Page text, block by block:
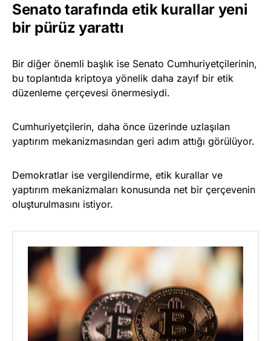
Senato tarafında etik kurallar yeni
bir pürüz yarattı
Bir diğer önemli başlık ise Senato Cumhuriyetçilerinin,
bu toplantıda kriptoya yönelik daha zayıf bir etik
düzenleme çerçevesi önermesiydi.
Cumhuriyetçilerin, daha önce üzerinde uzlaşılan
yaptırım mekanizmasından geri adım attığı görülüyor.
Demokratlar ise vergilendirme, etik kurallar ve
yaptırım mekanizmaları konusunda net bir çerçevenin
oluşturulmasını istiyor.